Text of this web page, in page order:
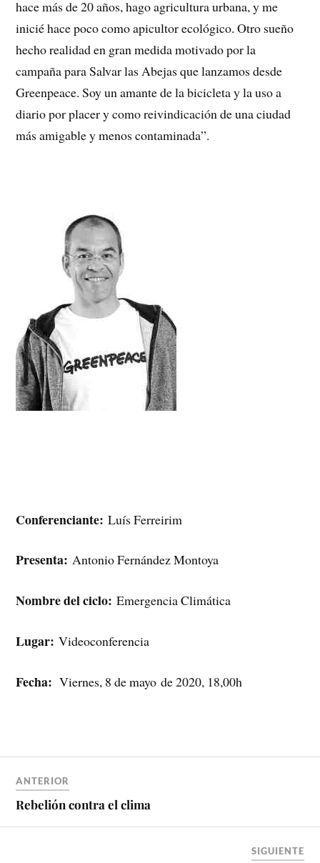
hace más de 20 años, hago agricultura urbana, y me
inicié hace poco como apicultor ecológico. Otro sueño
hecho realidad en gran medida motivado por la
campaña para Salvar las Abejas que lanzamos desde
Greenpeace. Soy un amante de la bicicleta y la uso a
diario por placer y como reivindicación de una ciudad
más amigable y menos contaminada”.
Conferenciante:Luís Ferreirim
Presenta: Antonio Fernández Montoya
Nombre del ciclo: Emergencia Climática
Lugar: Videoconferencia
Fecha: Viernes, 8 de mayo de 2020, 18,00h
ANTERIOR
Rebelión contra el clima
SIGUIENTE